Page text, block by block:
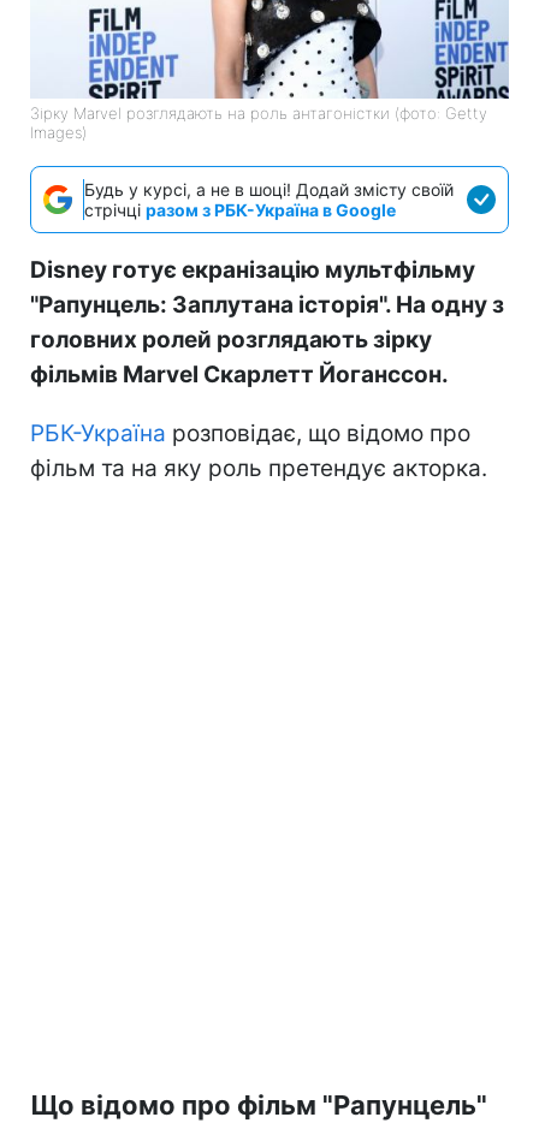
Зірку Marvel розглядають на роль антагоністки (фото: Getty
Images)
Будь у курсі, а не в шоці! Додай змісту своїй
стрічці разом з РБК-Україна в Google
Disney готує екранізацію мультфільму
"Рапунцель: Заплутана історія". На одну з
головних ролей розглядають зірку
фільмів Marvel Скарлетт Йоганссон.
РБК-Україна розповідає, що відомо про
фільм та на яку роль претендує акторка.
Що відомо про фільм "Рапунцель"